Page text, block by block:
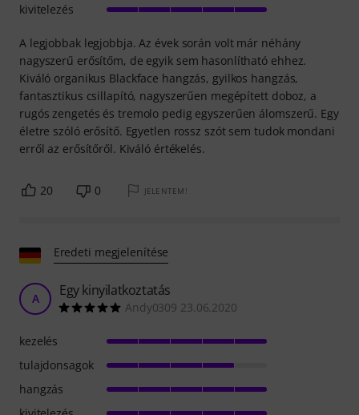
A legjobbak legjobbja. Az évek során volt már néhány
nagyszerű erősítőm, de egyik sem hasonlítható ehhez.
Kiváló organikus Blackface hangzás, gyilkos hangzás,
fantasztikus csillapító, nagyszerűen megépített doboz, a
rugós zengetés és tremolo pedig egyszerűen álomszerű. Egy
életre szóló erősítő. Egyetlen rossz szót sem tudok mondani
erről az erősítőről. Kiváló értékelés.
kivitelezés
20 0 JELENTEM!
Eredeti megjelenítése
A Egy kinyilatkoztatás
Andy0309 23.06.2020
kezelés
tulajdonsagok
hangzás